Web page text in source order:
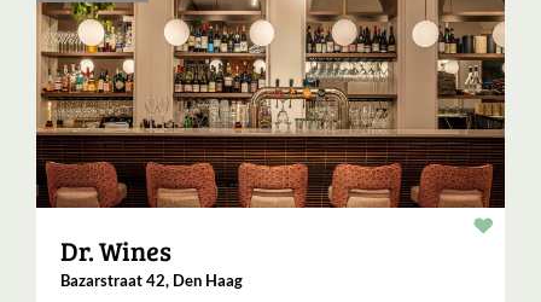
Dr. Wines
Bazarstraat 42, Den Haag